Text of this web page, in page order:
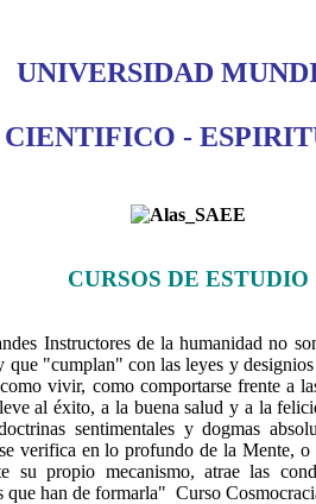
UNIVERSIDAD
CIENTIFICO -
CURSOS DE ESTUDIO
Instructores de la humanidad no
que "cumplan" con las leyes y
vivir, como comportarse frente a
al éxito, a la buena salud y a la
sentimentales y dogmas
verifica en lo profundo de la Mente,
su propio mecanismo, atrae las
que han de formarla" Curso